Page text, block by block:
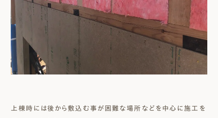
上棟時には後から敷込む事が困難な場所などを中心に施工を